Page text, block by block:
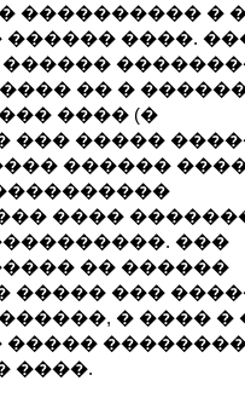
���������� �
����.
�� �
���� (�
��� �����
������
����
���
�� ������
����� ���
� ���� �
�����
����.